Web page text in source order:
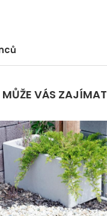
MŮŽE VÁS ZAJÍMAT